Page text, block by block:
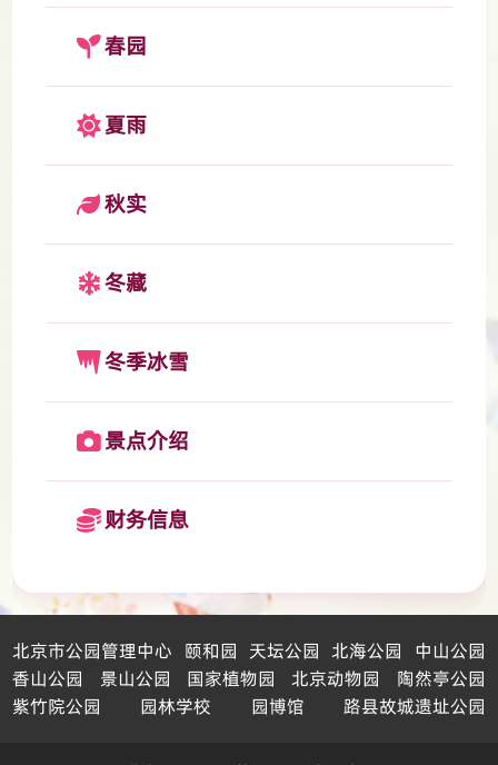
春园
夏雨
秋实
冬藏
冬季冰雪
景点介绍
财务信息
北京市公园管理中心 颐和园 天坛公园 北海公园
中山公园
香山公园
景山公园 国家植物园 北京动物园
陶然亭公园
紫竹院公园
园林学校 园博馆 路县故城遗址公园